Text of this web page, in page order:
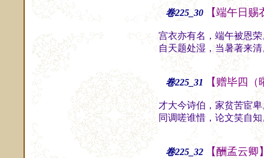
卷225_30 【端午日赐
宫衣亦有名，端午被恩
自天题处湿，当暑著来
卷225_31 【赠毕四（
才大今诗伯，家贫苦宦
同调嗟谁惜，论文笑自
卷225_32 【酬孟云卿